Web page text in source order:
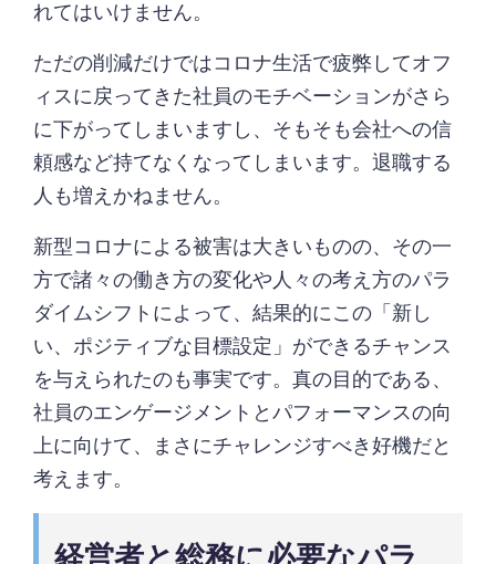
れてはいけません。
ただの削減だけではコロナ生活で疲弊してオフ
ィスに戻ってきた社員のモチベーションがさら
に下がってしまいますし、そもそも会社への信
頼感など持てなくなってしまいます。退職する
人も増えかねません。
新型コロナによる被害は大きいものの、その一
方で諸々の働き方の変化や人々の考え方のパラ
ダイムシフトによって、結果的にこの「新し
い、ポジティブな目標設定」ができるチャンス
を与えられたのも事実です。真の目的である、
社員のエンゲージメントとパフォーマンスの向
上に向けて、まさにチャレンジすべき好機だと
考えます。
経営者と総務に必要なパラ